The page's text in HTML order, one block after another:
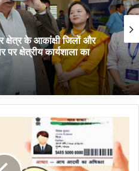
क्षेत्र के आकांक्षी जिलों और
पर क्षेत्रीय कार्यशाला का